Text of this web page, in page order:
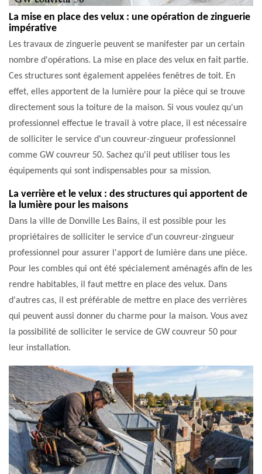
La mise en place des velux : une opération de zinguerie
impérative
Les travaux de zinguerie peuvent se manifester par un certain
nombre d'opérations. La mise en place des velux en fait partie.
Ces structures sont également appelées fenêtres de toit. En
effet, elles apportent de la lumière pour la pièce qui se trouve
directement sous la toiture de la maison. Si vous voulez qu'un
professionnel effectue le travail à votre place, il est nécessaire
de solliciter le service d'un couvreur-zingueur professionnel
comme GW couvreur 50. Sachez qu'il peut utiliser tous les
équipements qui sont indispensables pour sa mission.
La verrière et le velux : des structures qui apportent de
la lumière pour les maisons
Dans la ville de Donville Les Bains, il est possible pour les
propriétaires de solliciter le service d'un couvreur-zingueur
professionnel pour assurer l'apport de lumière dans une pièce.
Pour les combles qui ont été spécialement aménagés afin de les
rendre habitables, il faut mettre en place des velux. Dans
d'autres cas, il est préférable de mettre en place des verrières
qui peuvent aussi donner du charme pour la maison. Vous avez
la possibilité de solliciter le service de GW couvreur 50 pour
leur installation.